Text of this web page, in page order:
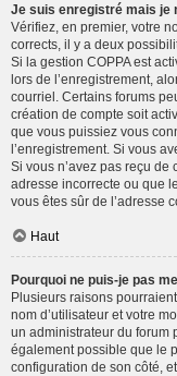
Je suis enregistré mais je
Vérifiez, en premier, votre
corrects, il y a deux
Si la gestion COPPA est
lors de l’enregistrement,
courriel. Certains forums
création de compte soit
que vous puissiez vous
l’enregistrement. Si vous
Si vous n’avez pas reçu
adresse incorrecte ou que
vous êtes sûr de l’adresse
Haut
Pourquoi ne puis-je pas
Plusieurs raisons
nom d’utilisateur et votre
un administrateur du forum
également possible que le
configuration de son côté,